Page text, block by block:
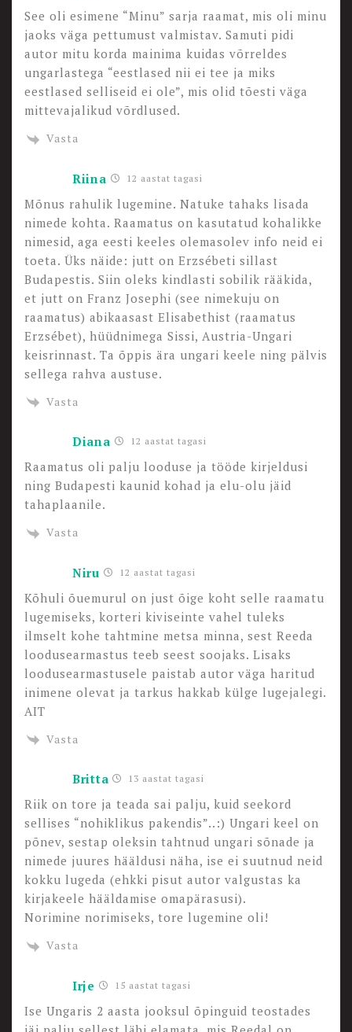
See oli esimene “Minu” sarja raamat, mis oli minu
jaoks väga pettumust valmistav. Samuti pidi
autor mitu korda mainima kuidas võrreldes
ungarlastega “eestlased nii ei tee ja miks
eestlased selliseid ei ole”, mis olid tõesti väga
mittevajalikud võrdlused.
Vasta
Riina 12 aastat tagasi
Mõnus rahulik lugemine. Natuke tahaks lisada
nimede kohta. Raamatus on kasutatud kohalikke
nimesid, aga eesti keeles olemasolev info neid ei
toeta. Üks näide: jutt on Erzsébeti sillast
Budapestis. Siin oleks kindlasti sobilik rääkida,
et jutt on Franz Josephi (see nimekuju on
raamatus) abikaasast Elisabethist (raamatus
Erzsébet), hüüdnimega Sissi, Austria-Ungari
keisrinnast. Ta õppis ära ungari keele ning pälvis
sellega rahva austuse.
Vasta
Diana 12 aastat tagasi
Raamatus oli palju looduse ja tööde kirjeldusi
ning Budapesti kaunid kohad ja elu-olu jäid
tahaplaanile.
Vasta
Niru 12 aastat tagasi
Kõhuli õuemurul on just õige koht selle raamatu
lugemiseks, korteri kiviseinte vahel tuleks
ilmselt kohe tahtmine metsa minna, sest Reeda
loodusearmastus teeb seest soojaks. Lisaks
loodusearmastusele paistab autor väga haritud
inimene olevat ja tarkus hakkab külge lugejalegi.
AIT
Vasta
Britta 13 aastat tagasi
Riik on tore ja teada sai palju, kuid seekord
sellises “nohiklikus pakendis”..:) Ungari keel on
põnev, sestap oleksin tahtnud ungari sõnade ja
nimede juures hääldusi näha, ise ei suutnud neid
kokku lugeda (ehkki pisut autor valgustas ka
kirjakeele hääldamise omapärasusi).
Norimine norimiseks, tore lugemine oli!
Vasta
Irje 15 aastat tagasi
Ise Ungaris 2 aasta jooksul õpinguid teostades